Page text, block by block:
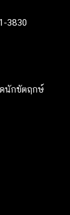
3830
นักขัตฤกษ์